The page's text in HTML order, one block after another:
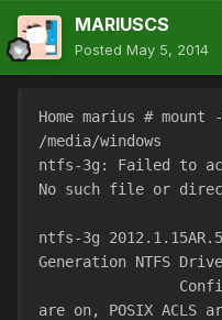
MARIUSCS
Posted May 5, 2014
Home marius #
/media/windows
ntfs-3g: Failed to
No such file or
ntfs-3g
Generation NTFS
are on, POSIX ACLS